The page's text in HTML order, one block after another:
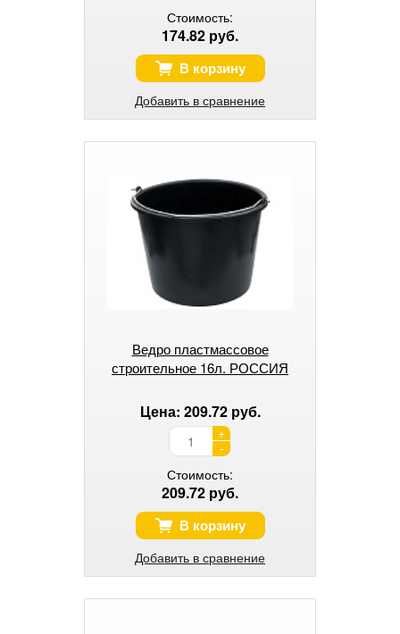
Стоимость:
174.82 руб.
В корзину
Добавить в сравнение
Ведро пластмассовое
строительное 16л. РОССИЯ
Цена: 209.72 руб.
+
-
Стоимость:
209.72 руб.
В корзину
Добавить в сравнение